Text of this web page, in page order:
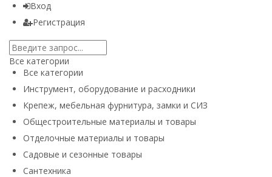
Вход
Регистрация
Все категории
Все категории
Инструмент, оборудование и расходники
Крепеж, мебельная фурнитура, замки и СИЗ
Общестроительные материалы и товары
Отделочные материалы и товары
Садовые и сезонные товары
Сантехника